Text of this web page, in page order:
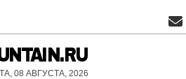
08 АВГУСТА, 2026